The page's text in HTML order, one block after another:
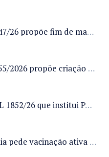
Projeto de Lei 1947/26 propõe fim de margens para cartão de crédito e consignado do INSS
Projeto de Lei 1955/2026 propõe criação de geração livre de fumo ao restringir venda de vapes a nascidos desde 1º de janeiro de 2009
Câmara analisa PL 1852/26 que institui Política Nacional de Gestão de Desempenho e Eficiência para servidores públicos
Dorinaldo Malafaia pede vacinação ativa ao Ministério da Saúde para reverter queda na cobertura vacinal no Brasil